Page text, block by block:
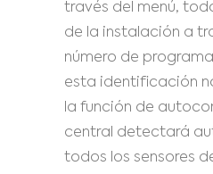
través del menú,
de la instalación a
número de
esta identificación
la función de
central detectará
todos los sensores